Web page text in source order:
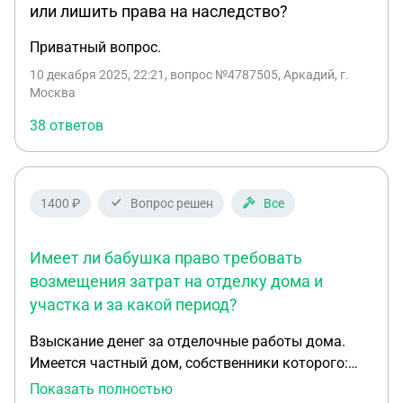
вступление в наследство квартирой, ею и ее не
совершенно летним сыном, но ведь она имеет
а только на часть ее мужа, я правильно поняла?
адресу и имеют в собственности 2 квартиры и
дом, т.е. жильем она обеспечена и в этой
квартире она никогда не появлялась.
или лишить права на наследство?
Приватный вопрос.
10 декабря 2025, 22:21 , вопрос №4787505, Аркадий, г.
Москва
38 ответов
1400 ₽ Вопрос решен Все
Имеет ли бабушка право требовать
возмещения затрат на отделку дома и
участка и за какой период?
Взыскание денег за отделочные работы дома.
Имеется частный дом, собственники которого:
ребенок 14 лет (4/9), ребенок 8 лет (4/9), бабушка
Показать полностью